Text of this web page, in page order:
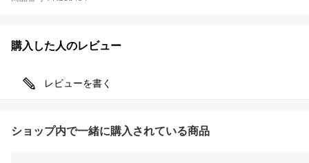
購入した人のレビュー
レビューを書く
ショップ内で一緒に購入されている商品